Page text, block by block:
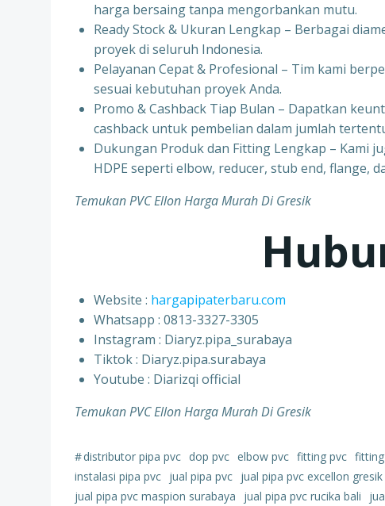
harga bersaing tanpa mengorbankan mutu.
Ready Stock & Ukuran Lengkap – Berbagai
proyek di seluruh Indonesia.
Pelayanan Cepat & Profesional – Tim kami
sesuai kebutuhan proyek Anda.
Promo & Cashback Tiap Bulan – Dapatkan
cashback untuk pembelian dalam jumlah
Dukungan Produk dan Fitting Lengkap – Kami
HDPE seperti elbow, reducer, stub end, flange,
Temukan PVC Ellon Harga Murah Di Gresik
Website : hargapipaterbaru.com
Whatsapp : 0813-3327-3305
⁠Instagram : Diaryz.pipa_surabaya
⁠Tiktok : Diaryz.pipa.surabaya
⁠Youtube : Diarizqi official
Temukan PVC Ellon Harga Murah Di Gresik
#distributor pipa pvc dop pvc elbow pvc fitting pvc
instalasi pipa pvc jual pipa pvc jual pipa pvc excellon gresik
jual pipa pvc maspion surabaya
jual pipa pvc rucika bali